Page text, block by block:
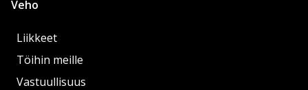
Veho
Liikkeet
Töihin meille
Vastuullisuus